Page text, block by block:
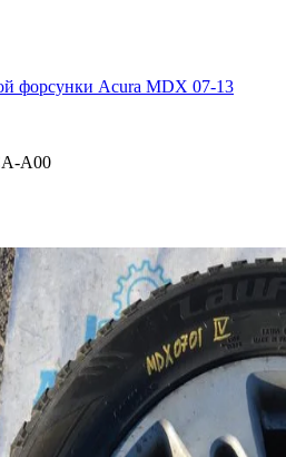
форсунки Acura MDX 07-13
A00